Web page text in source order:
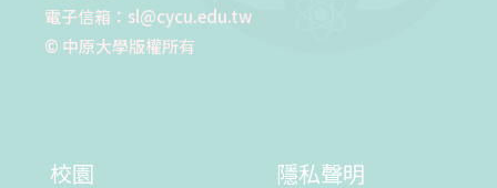
電子信箱：sl@cycu.edu.tw
© 中原大學版權所有
校園 隱私聲明